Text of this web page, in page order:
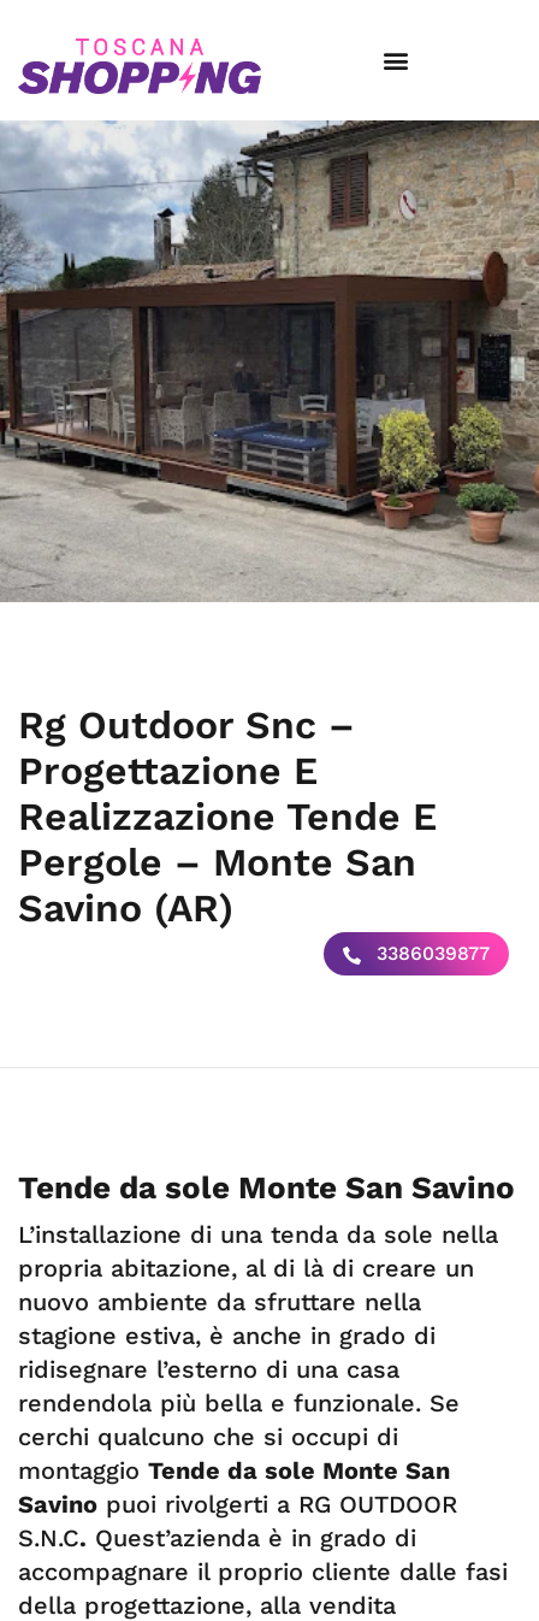
Rg Outdoor Snc –
Progettazione E
Realizzazione Tende E
Pergole – Monte San
Savino (AR)
3386039877
Tende da sole Monte San Savino
L’installazione di una tenda da sole nella
propria abitazione, al di là di creare un
nuovo ambiente da sfruttare nella
stagione estiva, è anche in grado di
ridisegnare l’esterno di una casa
rendendola più bella e funzionale. Se
cerchi qualcuno che si occupi di
montaggio Tende da sole Monte San
Savino puoi rivolgerti a RG OUTDOOR
S.N.C. Quest’azienda è in grado di
accompagnare il proprio cliente dalle fasi
della progettazione, alla vendita